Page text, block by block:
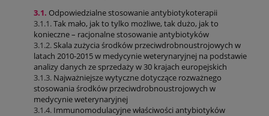
3.1. Odpowiedzialne stosowanie antybiotykoterapii
3.1.1. Tak mało, jak to tylko możliwe, tak dużo, jak to
konieczne – racjonalne stosowanie antybiotyków
3.1.2. Skala zużycia środków przeciwdrobnoustrojowych w
latach 2010-2015 w medycynie weterynaryjnej na podstawie
analizy danych ze sprzedaży w 30 krajach europejskich
3.1.3. Najważniejsze wytyczne dotyczące rozważnego
stosowania środków przeciwdrobnoustrojowych w
medycynie weterynaryjnej
3.1.4. Immunomodulacyjne właściwości antybiotyków